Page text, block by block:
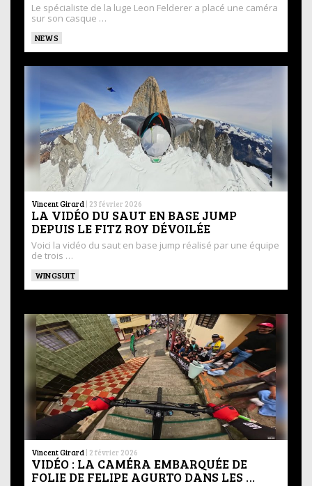
Le spécialiste de la luge Leon Felderer a placé une caméra
sur son casque …
NEWS
Vincent Girard | 23 février 2026
LA VIDÉO DU SAUT EN BASE JUMP
DEPUIS LE FITZ ROY DÉVOILÉE
Voici la vidéo du saut en base jump réalisé par une équipe
de trois …
WINGSUIT
Vincent Girard | 2 février 2026
VIDÉO : LA CAMÉRA EMBARQUÉE DE
FOLIE DE FELIPE AGURTO DANS LES …